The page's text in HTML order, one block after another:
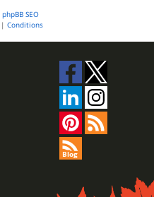
phpBB SEO
| Conditions